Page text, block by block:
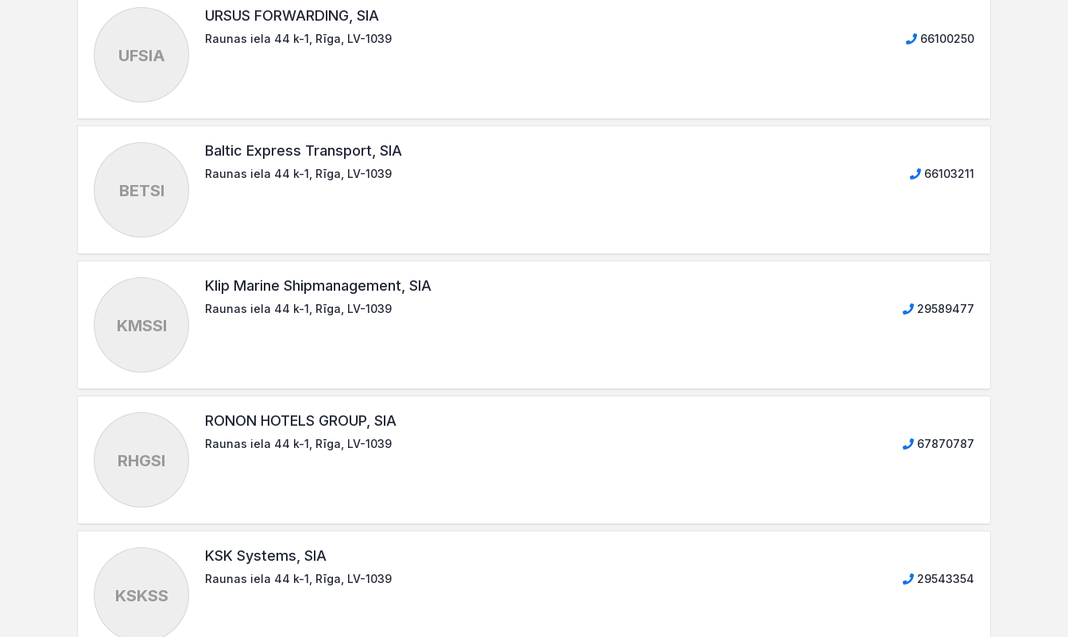
UFSIA
URSUS FORWARDING, SIA
Raunas iela 44 k-1, Rīga, LV-1039 66100250
BETSI
Baltic Express Transport, SIA
Raunas iela 44 k-1, Rīga, LV-1039 66103211
KMSSI
Klip Marine Shipmanagement, SIA
Raunas iela 44 k-1, Rīga, LV-1039 29589477
RHGSI
RONON HOTELS GROUP, SIA
Raunas iela 44 k-1, Rīga, LV-1039 67870787
KSKSS
KSK Systems, SIA
Raunas iela 44 k-1, Rīga, LV-1039 29543354